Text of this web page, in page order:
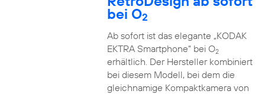
bei O2
Ab sofort ist das elegante „KODAK
EKTRA Smartphone“ bei O2
erhältlich. Der Hersteller kombiniert
bei diesem Modell, bei dem die
gleichnamige Kompaktkamera von